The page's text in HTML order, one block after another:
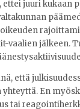
juuri kukaan
vaalien jälkeen.
että
En
tai